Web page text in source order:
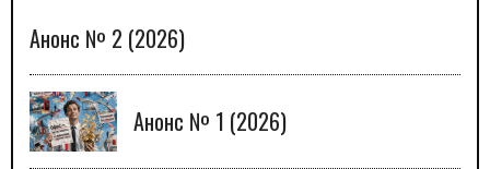
Анонс № 2 (2026)
Анонс № 1 (2026)